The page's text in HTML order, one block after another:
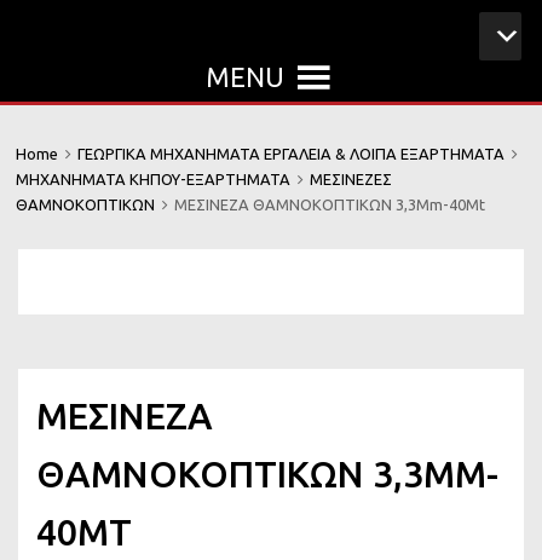
MENU
Home
ΓΕΩΡΓΙΚΑ ΜΗΧΑΝΗΜΑΤΑ ΕΡΓΑΛΕΙΑ & ΛΟΙΠΑ ΕΞΑΡΤΗΜΑΤΑ
ΜΗΧΑΝΗΜΑΤΑ ΚΗΠΟΥ-ΕΞΑΡΤΗΜΑΤΑ
ΜΕΣΙΝΕΖΕΣ
ΘΑΜΝΟΚΟΠΤΙΚΩΝ
ΜΕΣΙΝΕΖΑ ΘΑΜΝΟΚΟΠΤΙΚΩΝ 3,3Mm-40Mt
ΜΕΣΙΝΕΖΑ
ΘΑΜΝΟΚΟΠΤΙΚΩΝ 3,3MM-
40MT